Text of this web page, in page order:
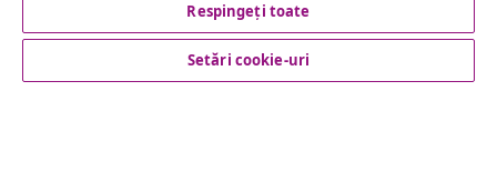
Descoperă mai multe
Respingeți toate
Setări cookie-uri